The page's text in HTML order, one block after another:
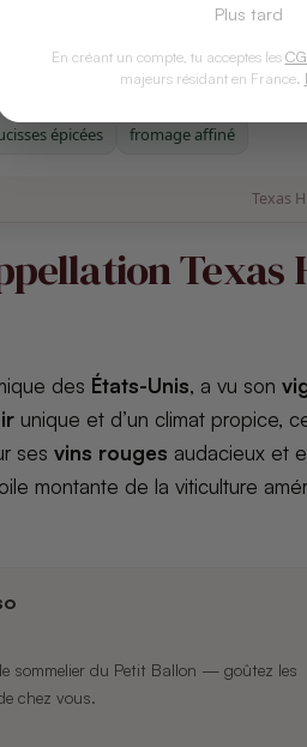
épicées fromage affiné
Texas
Texas
des États-Unis, a vu son
unique et d’un climat propice,
ses vins rouges audacieux et
montante de la viticulture
sommelier du Petit Ballon — goûtez les
chez vous.
Plus tard
En créant un compte, tu acceptes les
majeurs résidant en France.